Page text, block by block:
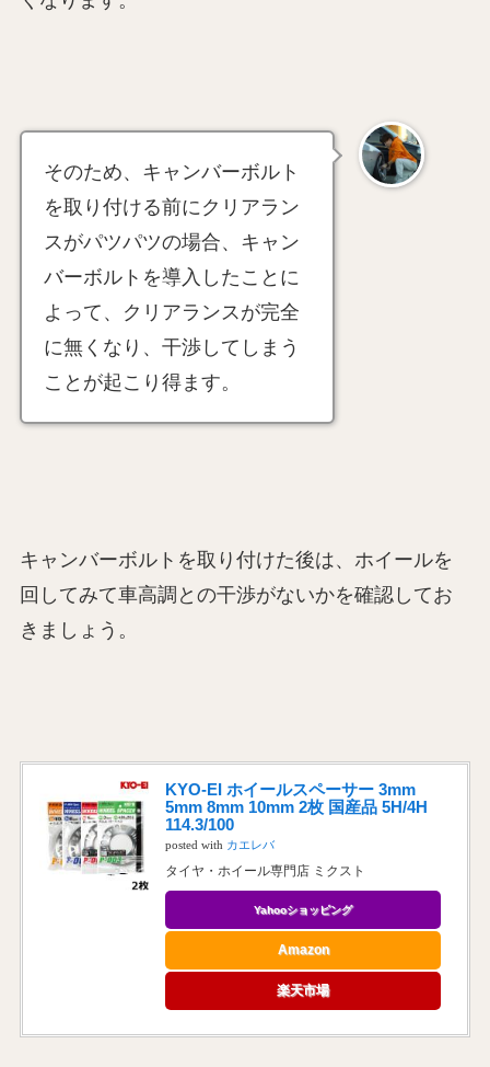
そのため、キャンバーボルト
を取り付ける前にクリアラン
スがパツパツの場合、キャン
バーボルトを導入したことに
よって、クリアランスが完全
に無くなり、干渉してしまう
ことが起こり得ます。
キャンバーボルトを取り付けた後は、ホイールを
回してみて車高調との干渉がないかを確認してお
きましょう。
KYO-EI ホイールスペーサー 3mm
5mm 8mm 10mm 2枚 国産品 5H/4H
114.3/100
posted with カエレバ
タイヤ・ホイール専門店 ミクスト
Yahooショッピング
Amazon
楽天市場